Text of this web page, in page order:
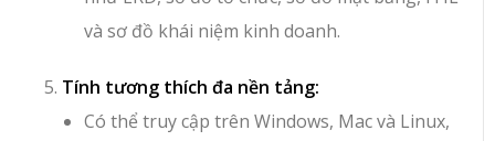
và sơ đồ khái niệm kinh doanh.
Tính tương thích đa nền tảng:
Có thể truy cập trên Windows, Mac và Linux,